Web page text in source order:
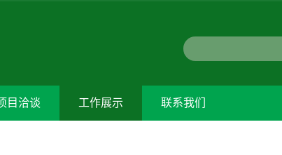
目洽谈 工作展示 联系我们